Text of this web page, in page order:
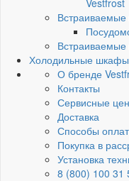
Vestfrost
Холодильные шкафы
О бренде
Контакты
Сервисные
Доставка
Способы
Покупка в
Установка
8 (800) 100 31